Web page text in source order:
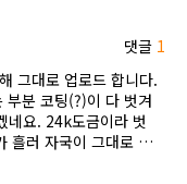
댓글 1
그대로 업로드 합니다.
부분 코팅(?)이 다 벗겨
네요. 24k도금이라 벗
흘러 자국이 그대로 남